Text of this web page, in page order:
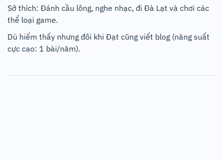
Sở thích: Đánh cầu lông, nghe nhạc, đi Đà Lạt và chơi các
thể loại game.
Dù hiếm thấy nhưng đôi khi Đạt cũng viết blog (năng suất
cực cao: 1 bài/năm).